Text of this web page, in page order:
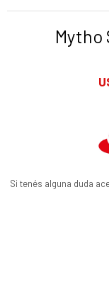
Mytho
Si tenés alguna duda